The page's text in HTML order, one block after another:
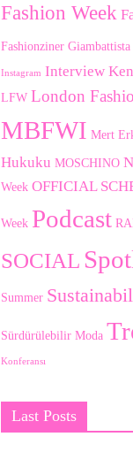
Fashion Week
Fashionziner
Instagram Interview
LFW London
MBFWI Mert
Hukuku MOSCHINO
Week OFFICIAL
Week Podcast
SOCIAL
Summer
Sürdürülebilir Moda
Konferansı
Last Posts